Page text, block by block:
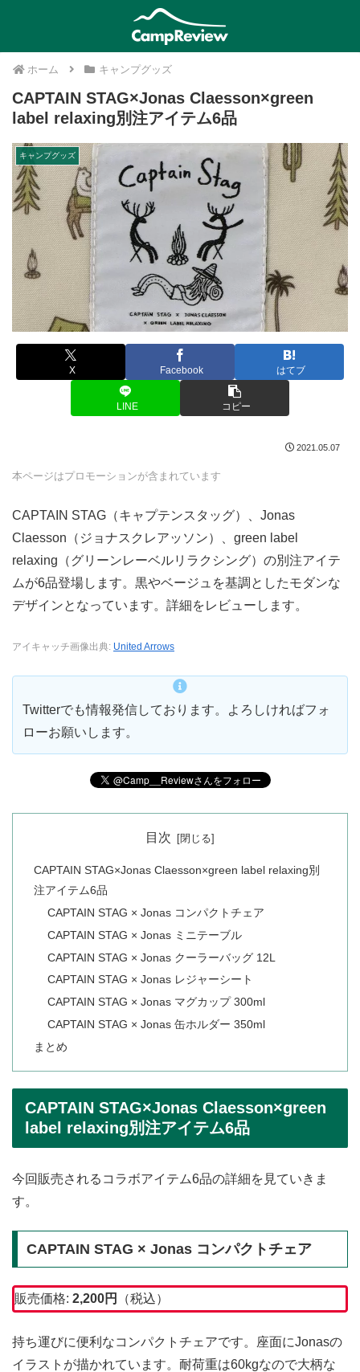
ホーム キャンプグッズ
CAPTAIN STAG×Jonas Claesson×green
label relaxing別注アイテム6品
キャンプグッズ
X Facebook はてブ
LINE コピー
2021.05.07
本ページはプロモーションが含まれています
CAPTAIN STAG（キャプテンスタッグ）、Jonas
Claesson（ジョナスクレアッソン）、green label
relaxing（グリーンレーベルリラクシング）の別注アイテ
ムが6品登場します。黒やベージュを基調としたモダンな
デザインとなっています。詳細をレビューします。
アイキャッチ画像出典: United Arrows
Twitterでも情報発信しております。よろしければフォ
ローお願いします。
目次
CAPTAIN STAG×Jonas Claesson×green label relaxing別
注アイテム6品
CAPTAIN STAG × Jonas コンパクトチェア
CAPTAIN STAG × Jonas ミニテーブル
CAPTAIN STAG × Jonas クーラーバッグ 12L
CAPTAIN STAG × Jonas レジャーシート
CAPTAIN STAG × Jonas マグカップ 300ml
CAPTAIN STAG × Jonas 缶ホルダー 350ml
まとめ
CAPTAIN STAG×Jonas Claesson×green
label relaxing別注アイテム6品
今回販売されるコラボアイテム6品の詳細を見ていきま
す。
CAPTAIN STAG × Jonas コンパクトチェア
販売価格: 2,200円 （税込）
持ち運びに便利なコンパクトチェアです。座面にJonasの
イラストが描かれています。耐荷重は60kgなので大柄な